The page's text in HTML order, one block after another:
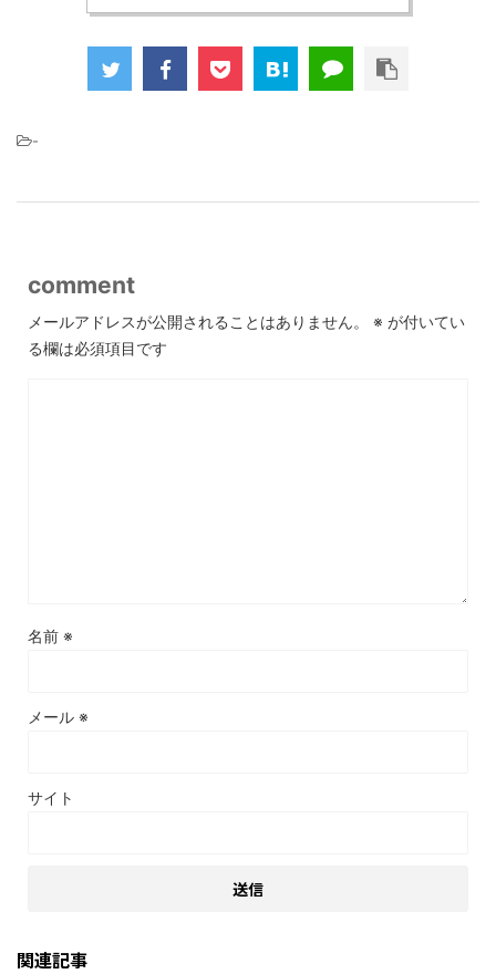
-
comment
メールアドレスが公開されることはありません。 ※ が付いてい
る欄は必須項目です
名前 ※
メール ※
サイト
関連記事